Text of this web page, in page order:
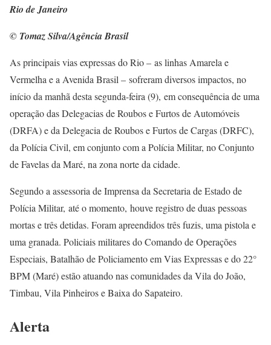
Rio de Janeiro
© Tomaz Silva/Agência Brasil
As principais vias expressas do Rio – as linhas Amarela e
Vermelha e a Avenida Brasil – sofreram diversos impactos, no
início da manhã desta segunda-feira (9), em consequência de uma
operação das Delegacias de Roubos e Furtos de Automóveis
(DRFA) e da Delegacia de Roubos e Furtos de Cargas (DRFC),
da Polícia Civil, em conjunto com a Polícia Militar, no Conjunto
de Favelas da Maré, na zona norte da cidade.
Segundo a assessoria de Imprensa da Secretaria de Estado de
Polícia Militar, até o momento, houve registro de duas pessoas
mortas e três detidas. Foram apreendidos três fuzis, uma pistola e
uma granada. Policiais militares do Comando de Operações
Especiais, Batalhão de Policiamento em Vias Expressas e do 22°
BPM (Maré) estão atuando nas comunidades da Vila do João,
Timbau, Vila Pinheiros e Baixa do Sapateiro.
Alerta